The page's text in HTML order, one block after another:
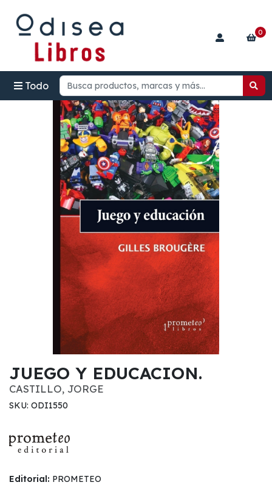
Todo
0
JUEGO Y EDUCACION.
CASTILLO, JORGE
SKU: ODI1550
Editorial: PROMETEO